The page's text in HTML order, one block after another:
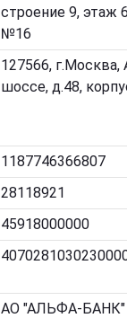
строение 9, этаж
№16
127566,
шоссе, д.48,
1187746366807
28118921
45918000000
АО "АЛЬФА-БАНК"